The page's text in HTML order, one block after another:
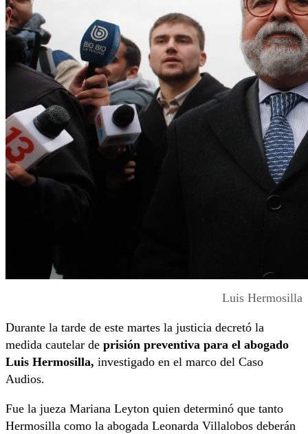
Luis Hermosilla
Durante la tarde de este martes la justicia decretó la
medida cautelar de prisión preventiva para el abogado
Luis Hermosilla, investigado en el marco del Caso
Audios.
Fue la jueza Mariana Leyton quien determinó que tanto
Hermosilla como la abogada Leonarda Villalobos deberán